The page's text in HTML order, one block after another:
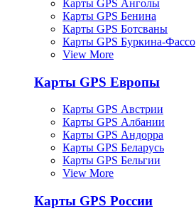
Карты GPS Анголы
Карты GPS Бенина
Карты GPS Ботсваны
Карты GPS Буркина-Фассо
View More
Карты GPS Европы
Карты GPS Австрии
Карты GPS Албании
Карты GPS Андорра
Карты GPS Беларусь
Карты GPS Бельгии
View More
Карты GPS России